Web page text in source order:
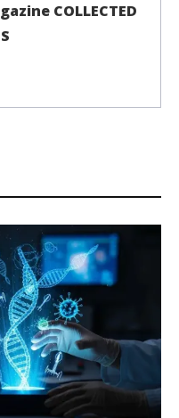
COLLECTED